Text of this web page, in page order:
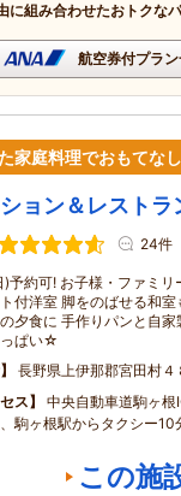
に組み合わせたおトクな
航空券付プラ
家庭料理でおもてな
ョン＆レスト
24件
)予約可! お子様・ファミ
付洋室 脚をのばせる和
夕食に 手作りパンと自
ぱい☆
長野県上伊那郡宮田村４
ス
中央自動車道駒ヶ
駒ヶ根駅からタクシー10
この施